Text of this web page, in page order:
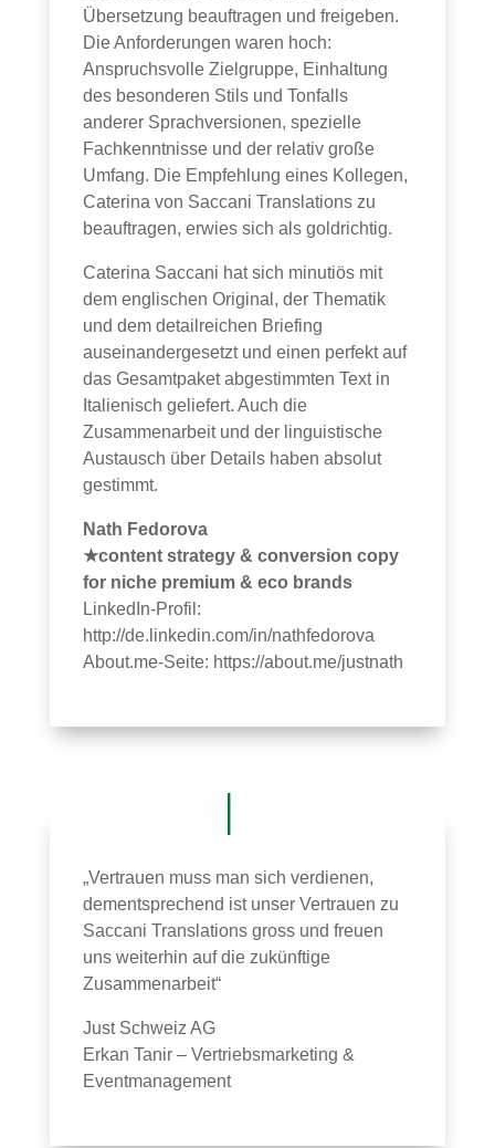
Übersetzung beauftragen und freigeben.
Die Anforderungen waren hoch:
Anspruchsvolle Zielgruppe, Einhaltung
des besonderen Stils und Tonfalls
anderer Sprachversionen, spezielle
Fachkenntnisse und der relativ große
Umfang. Die Empfehlung eines Kollegen,
Caterina von Saccani Translations zu
beauftragen, erwies sich als goldrichtig.
Caterina Saccani hat sich minutiös mit
dem englischen Original, der Thematik
und dem detailreichen Briefing
auseinandergesetzt und einen perfekt auf
das Gesamtpaket abgestimmten Text in
Italienisch geliefert. Auch die
Zusammenarbeit und der linguistische
Austausch über Details haben absolut
gestimmt.
Nath Fedorova
★content strategy & conversion copy
for niche premium & eco brands
LinkedIn-Profil:
http://de.linkedin.com/in/nathfedorova
About.me-Seite: https://about.me/justnath
„Vertrauen muss man sich verdienen,
dementsprechend ist unser Vertrauen zu
Saccani Translations gross und freuen
uns weiterhin auf die zukünftige
Zusammenarbeit“
Just Schweiz AG
Erkan Tanir – Vertriebsmarketing &
Eventmanagement